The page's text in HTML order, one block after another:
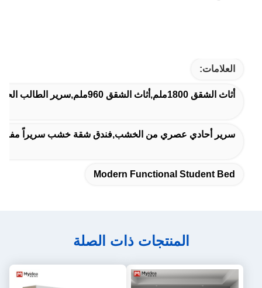
العلامات:
أثاث الشقق 1800ملم,أثاث الشقق 960ملم,سرير الطالب الحديث الوظيفي
سرير أحادي عصري من الخشب,فندق شقة خشب سريراً
Modern Functional Student Bed
المنتجات ذات الصلة